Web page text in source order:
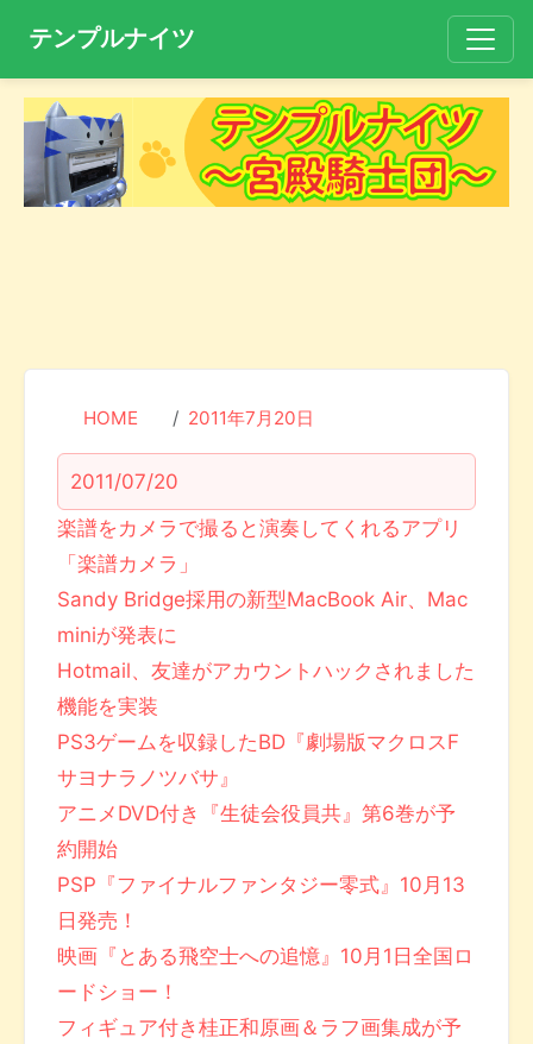
テンプルナイツ
HOME 2011年7月20日
2011/07/20
楽譜をカメラで撮ると演奏してくれるアプリ
「楽譜カメラ」
Sandy Bridge採用の新型MacBook Air、Mac
miniが発表に
Hotmail、友達がアカウントハックされました
機能を実装
PS3ゲームを収録したBD『劇場版マクロスF
サヨナラノツバサ』
アニメDVD付き『生徒会役員共』第6巻が予
約開始
PSP『ファイナルファンタジー零式』10月13
日発売！
映画『とある飛空士への追憶』10月1日全国ロ
ードショー！
フィギュア付き桂正和原画＆ラフ画集成が予